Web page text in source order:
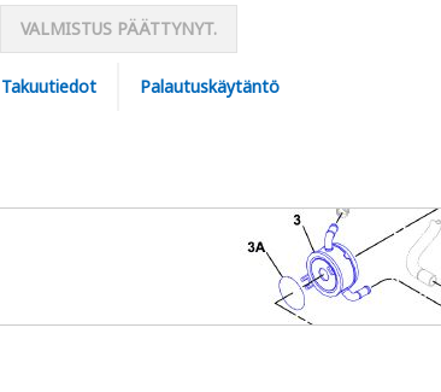
VALMISTUS PÄÄTTYNYT.
Takuutiedot Palautuskäytäntö